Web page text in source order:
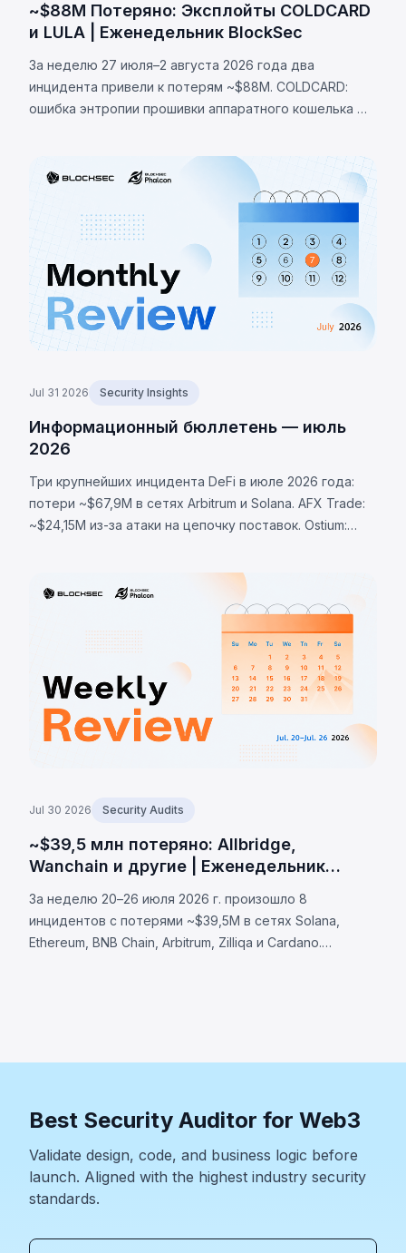
~$88M Потеряно: Эксплойты COLDCARD
и LULA | Еженедельник BlockSec
За неделю 27 июля–2 августа 2026 года два
инцидента привели к потерям ~$88M. COLDCARD:
ошибка энтропии прошивки аппаратного кошелька —
позволив украсть 1370 BTC (~$88M). LULA (BNB Chain):
логическая уязвимость позволила вызвать `recycle()`,
слив ~$578K из пула PancakeSwap V2.
Jul 31 2026 Security Insights
Информационный бюллетень — июль
2026
Три крупнейших инцидента DeFi в июле 2026 года:
потери ~$67,9M в сетях Arbitrum и Solana. AFX Trade:
~$24,15M из-за атаки на цепочку поставок. Ostium:
BonkDAO: ~$20M через захват голосования за $4,4M.
Jul 30 2026 Security Audits
~$39,5 млн потеряно: Allbridge,
Wanchain и другие | Еженедельник
За неделю 20–26 июля 2026 г. произошло 8
инцидентов с потерями ~$39,5M в сетях Solana,
Ethereum, BNB Chain, Arbitrum, Zilliqa и Cardano.
Best Security Auditor for Web3
Validate design, code, and business logic before
launch. Aligned with the highest industry security
standards.